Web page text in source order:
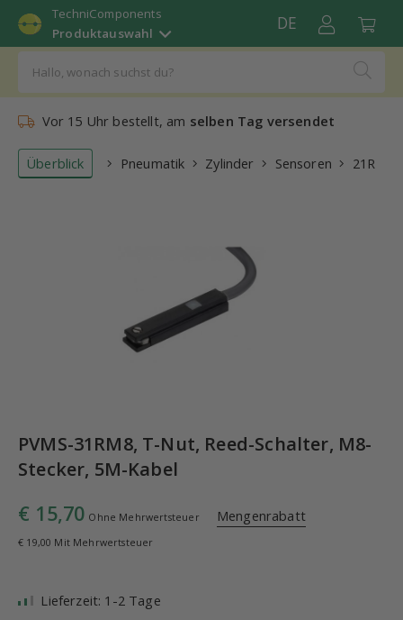
TechniComponents
Produktauswahl
DE
Vor 15 Uhr bestellt, am selben Tag versendet
Überblick Pneumatik Zylinder Sensoren 21R
PVMS-31RM8, T-Nut, Reed-Schalter, M8-
Stecker, 5M-Kabel
€ 15,70 Ohne Mehrwertsteuer Mengenrabatt
€ 19,00 Mit Mehrwertsteuer
Lieferzeit: 1-2 Tage